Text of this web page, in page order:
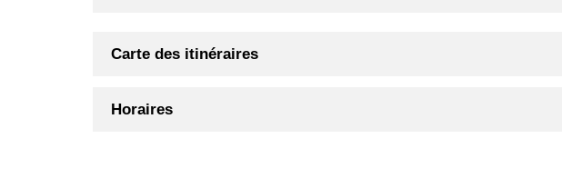
Carte des itinéraires
Horaires